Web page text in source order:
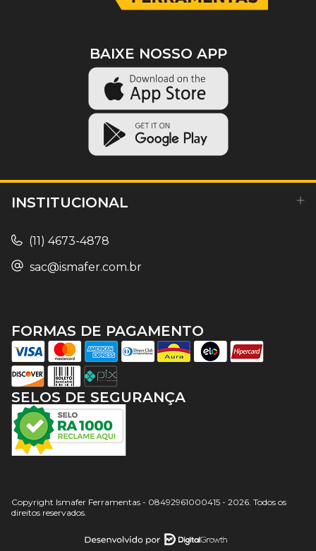
INSTITUCIONAL
(11) 4673-4878
sac@ismafer.com.br
BAIXE NOSSO APP
SELOS DE SEGURANÇA
FORMAS DE PAGAMENTO
Copyright Ismafer Ferramentas - 08492961000415 - 2026. Todos os
direitos reservados.